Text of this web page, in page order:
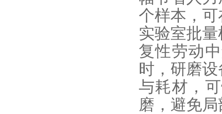
个样本，
实验室批
复性劳动
时，研磨
与耗材，
磨，避免